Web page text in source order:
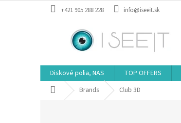
+421 905 288 228 info@iseeit.sk
Diskové polia, NAS TOP OFFERS
Home Brands Club 3D